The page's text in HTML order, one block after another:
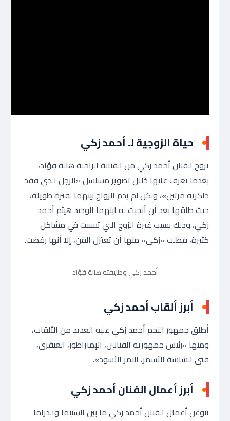
حياة الزوجية لـ أحمد زكي
تزوج الفنان أحمد زكي من الفنانة الراحلة هالة فؤاد،
بعدما تعرف عليها خلال تصوير مسلسل «الرجل الذي فقد
ذاكرته مرتين»، ولكن لم يدم الزواج بينهما لفترة طويلة،
حيث طلقها بعد أن أنجبت له ابنهما الوحيد هيثم أحمد
زكي، وذلك بسبب غيرة الزوج التي تسببت في مشاكل
كثيرة، فطلب «زكي» منها أن تعتزل الفن، إلا أنها رفضت.
أحمد زكي وطليقته هالة فؤاد
أبرز ألقاب أحمد زكي
أطلق جمهور النجم أحمد زكي عليه العديد من الألقاب،
ومنها «رئيس جمهورية الفنانين، الإمبراطور، العبقري،
فتى الشاشة الأسمر، النمر الأسود».
أبرز أعمال الفنان أحمد زكي
تنوعن أعمال الفنان أحمد زكي ما بين السينما والدراما